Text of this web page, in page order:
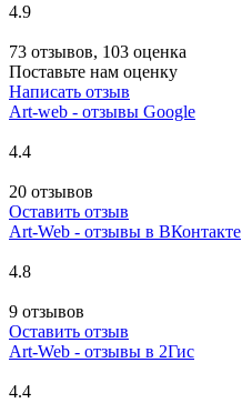
4.9
73 отзывов, 103 оценка
Поставьте нам оценку
Написать отзыв
Art-web - отзывы Google
4.4
20 отзывов
Оставить отзыв
Art-Web - отзывы в ВКонтакте
4.8
9 отзывов
Оставить отзыв
Art-Web - отзывы в 2Гис
4.4